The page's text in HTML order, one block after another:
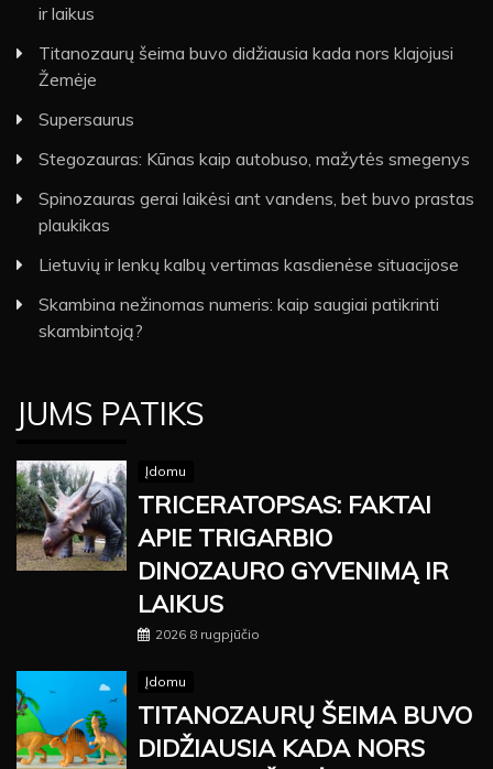
ir laikus
Titanozaurų šeima buvo didžiausia kada nors klajojusi
Žemėje
Supersaurus
Stegozauras: Kūnas kaip autobuso, mažytės smegenys
Spinozauras gerai laikėsi ant vandens, bet buvo prastas
plaukikas
Lietuvių ir lenkų kalbų vertimas kasdienėse situacijose
Skambina nežinomas numeris: kaip saugiai patikrinti
skambintoją?
JUMS PATIKS
Įdomu
TRICERATOPSAS: FAKTAI
APIE TRIGARBIO
DINOZAURO GYVENIMĄ IR
LAIKUS
2026 8 rugpjūčio
Įdomu
TITANOZAURŲ ŠEIMA BUVO
DIDŽIAUSIA KADA NORS